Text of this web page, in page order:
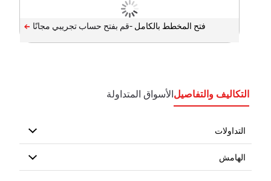
فتح المخطط بالكامل -
التكاليف والتفاصيلالأسواق المتداولة